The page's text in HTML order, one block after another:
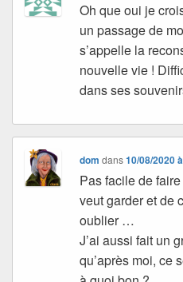
Oh que oui je
un passage de
s’appelle la
nouvelle vie !
dans ses
dom dans10/08/2020
Pas facile de
veut garder et de
oublier …
J’ai aussi fait un
qu’après moi, ce